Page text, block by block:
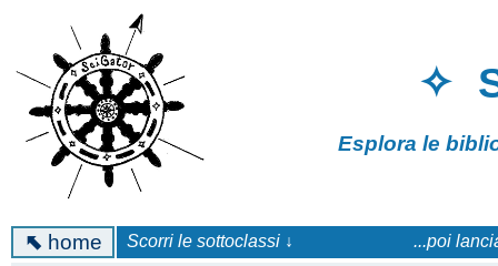
✧
Esplora le
⬉ home Scorri le sottoclassi ↓ ...poi